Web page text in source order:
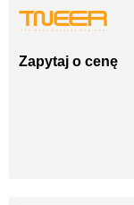
Zapytaj o cenę